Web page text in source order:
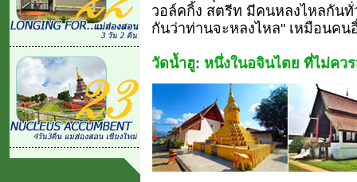
วอล์คกิ้ง สตรีท มีคนหลงไหลกัน
กันว่าท่านจะหลงไหล" เหมือนคน
วัดน้ำฮู: หนึ่งในอจินไตย ที่ไม่คว